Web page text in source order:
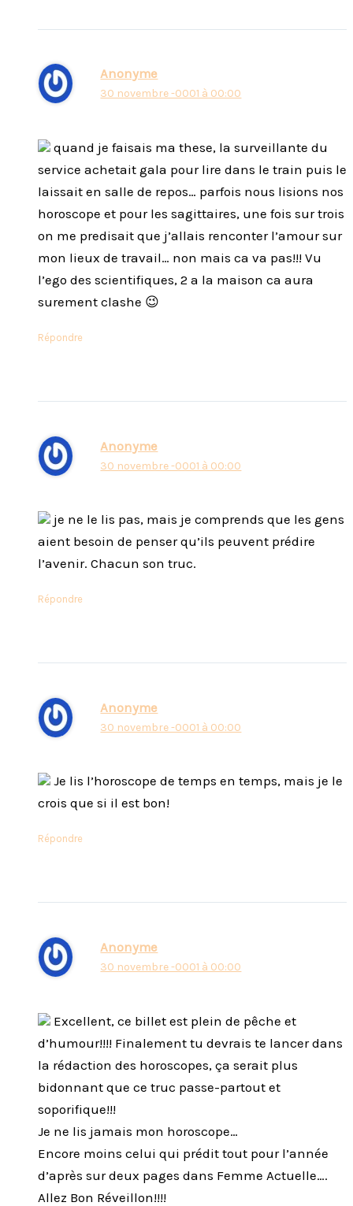
Anonyme
30 novembre -0001 à 00:00
quand je faisais ma these, la surveillante du
service achetait gala pour lire dans le train puis le
laissait en salle de repos… parfois nous lisions nos
horoscope et pour les sagittaires, une fois sur trois
on me predisait que j’allais renconter l’amour sur
mon lieux de travail… non mais ca va pas!!! Vu
l’ego des scientifiques, 2 a la maison ca aura
surement clashe 😉
Répondre
Anonyme
30 novembre -0001 à 00:00
je ne le lis pas, mais je comprends que les gens
aient besoin de penser qu’ils peuvent prédire
l’avenir. Chacun son truc.
Répondre
Anonyme
30 novembre -0001 à 00:00
Je lis l’horoscope de temps en temps, mais je le
crois que si il est bon!
Répondre
Anonyme
30 novembre -0001 à 00:00
Excellent, ce billet est plein de pêche et
d’humour!!!! Finalement tu devrais te lancer dans
la rédaction des horoscopes, ça serait plus
bidonnant que ce truc passe-partout et
soporifique!!!
Je ne lis jamais mon horoscope…
Encore moins celui qui prédit tout pour l’année
d’après sur deux pages dans Femme Actuelle….
Allez Bon Réveillon!!!!